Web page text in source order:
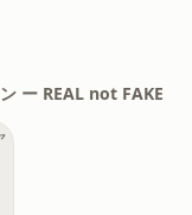
ー REAL not FAKE